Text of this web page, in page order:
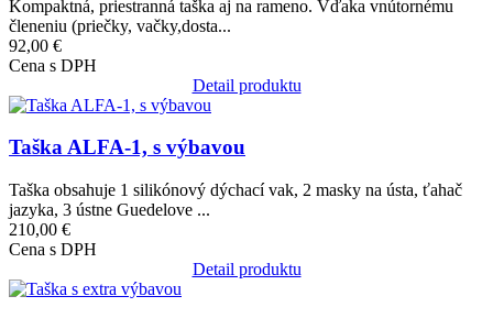
Kompaktná, priestranná taška aj na rameno. Vďaka vnútornému
členeniu (priečky, vačky,dosta...
92,00 €
Cena s DPH
Detail produktu
Obrázok
Taška ALFA-1, s výbavou
Taška obsahuje 1 silikónový dýchací vak, 2 masky na ústa, ťahač
jazyka, 3 ústne Guedelove ...
210,00 €
Cena s DPH
Detail produktu
Obrázok